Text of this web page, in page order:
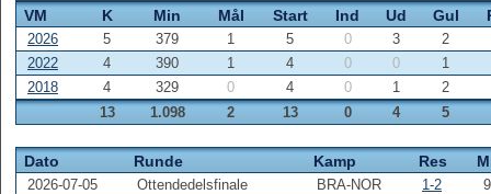
VM K Min Mål Start Ind Ud Gul
2026 5 379 1 5 0 3
2
2022
4 390 1 4 0 0
1
2018
4 329 0 4 0 1
2
13
1.098 2 13 0 4 5
Dato Runde Kamp Res
2026-07-05 Ottendedelsfinale BRA-NOR 1-2